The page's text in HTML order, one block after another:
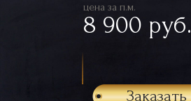
цена за п.м.
8 900 руб.
Заказать